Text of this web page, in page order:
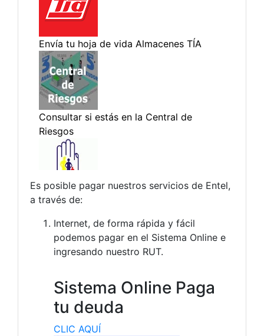
Es posible pagar nuestros servicios de Entel,
a través de:
Internet, de forma rápida y fácil
podemos pagar en el Sistema Online e
ingresando nuestro RUT.
Sistema Online Paga
tu deuda
CLIC AQUÍ